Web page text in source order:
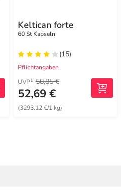
Keltican forte
60 St Kapseln
(15)
Pflichtangaben
UVP1 58,85 €
52,69 €
(3293,12 €/1 kg)